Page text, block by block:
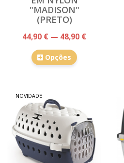
"MADISON"
(PRETO)
44,90 € — 48,90 €
Opções
NOVIDADE